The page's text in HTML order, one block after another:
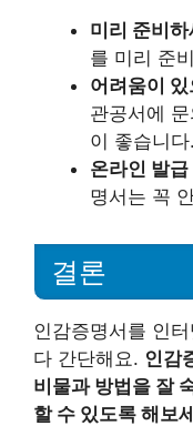
미리 준비하
를 미리 준
어려움이
관공서에
이 좋습니다.
온라인 발
명서는 꼭
결론
인감증명서를 인
다 간단해요. 인감
비물과 방법을 잘
할 수 있도록 해보